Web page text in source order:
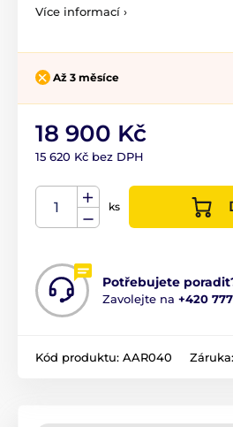
Více informací ›
Až 3 měsíce
18 900 Kč
15 620 Kč bez DPH
ks
Potřebujete
Zavolejte na +420
Kód produktu: AAR040 Záruka: